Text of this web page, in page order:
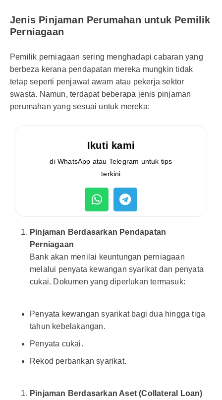
Jenis Pinjaman Perumahan untuk Pemilik
Perniagaan
Pemilik perniagaan sering menghadapi cabaran yang
berbeza kerana pendapatan mereka mungkin tidak
tetap seperti penjawat awam atau pekerja sektor
swasta. Namun, terdapat beberapa jenis pinjaman
perumahan yang sesuai untuk mereka:
Ikuti kami
di WhatsApp atau Telegram untuk tips
terkini
Pinjaman Berdasarkan Pendapatan
Perniagaan
Bank akan menilai keuntungan perniagaan
melalui penyata kewangan syarikat dan penyata
cukai. Dokumen yang diperlukan termasuk:
Penyata kewangan syarikat bagi dua hingga tiga
tahun kebelakangan.
Penyata cukai.
Rekod perbankan syarikat.
Pinjaman Berdasarkan Aset (Collateral Loan)